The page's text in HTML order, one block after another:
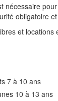
nécessaire
obligatoire
et locations
7 à 10 ans
10 à 13 ans